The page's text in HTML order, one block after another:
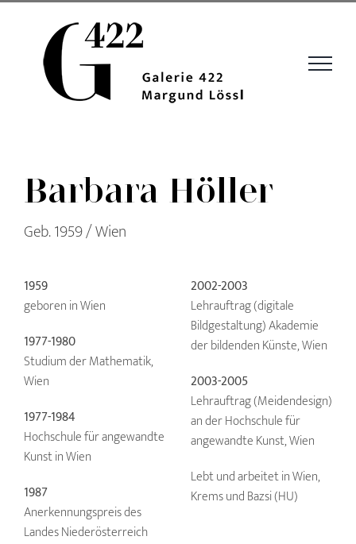
Zum
Barbara Höller
Geb. 1959 / Wien
1959
geboren in Wien
1977-1980
Studium der Mathematik,
Wien
1977-1984
Hochschule für angewandte
Kunst in Wien
1987
Anerkennungspreis des
Landes Niederösterreich
2002-2003
Lehrauftrag (digitale
Bildgestaltung) Akademie
der bildenden Künste, Wien
2003-2005
Lehrauftrag (Meidendesign)
an der Hochschule für
angewandte Kunst, Wien
Lebt und arbeitet in Wien,
Krems und Bazsi (HU)